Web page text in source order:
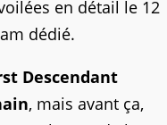
en détail le 12
dédié.
Descendant
, mais avant ça,